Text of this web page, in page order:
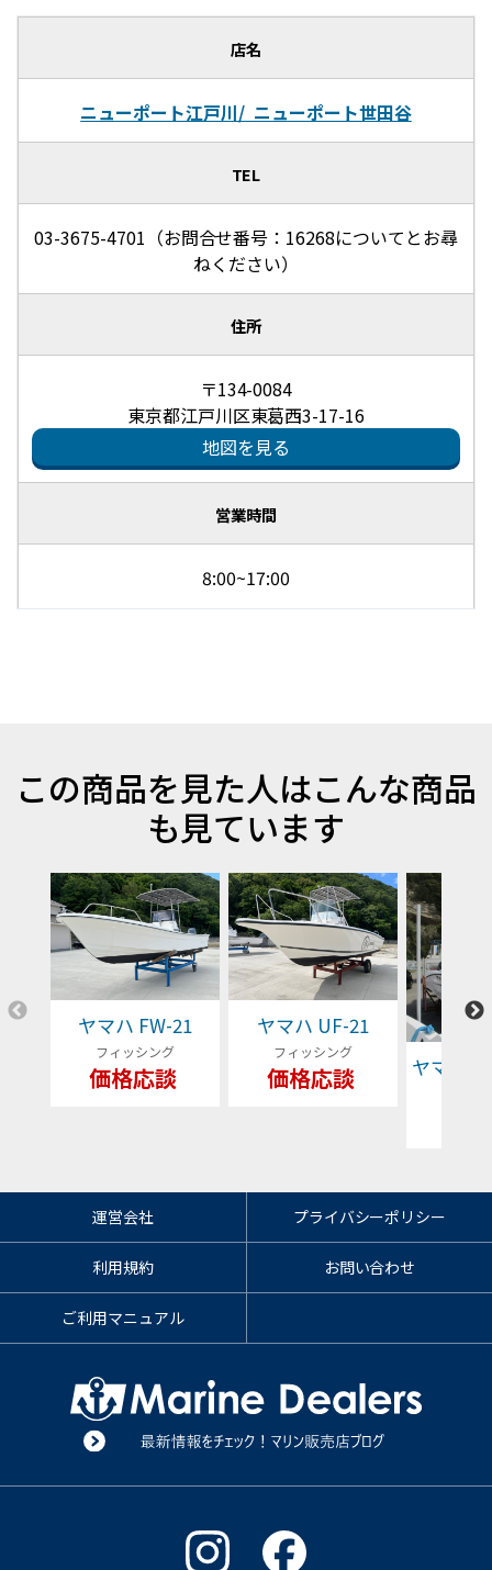
店名
ニューポート江戸川/ ニューポート世田谷
TEL
03-3675-4701（お問合せ番号：16268についてとお尋
ねください）
住所
〒134-0084
東京都江戸川区東葛西3-17-16
地図を見る
営業時間
8:00~17:00
この商品を見た人はこんな商品
も見ています
ヤマハ FW-21
フィッシング
価格応談
ヤマハ UF-21
フィッシング
価格応談 ヤマハ
運営会社 プライバシーポリシー
利用規約 お問い合わせ
ご利用マニュアル